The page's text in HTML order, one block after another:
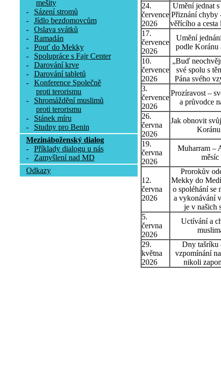
mešity
-
Sázení stromů
-
Jídlo bezdomovcům
-
Oslava svátků
-
Ramadán
-
Pouť do Mekky
-
Spolupráce s Fajr Center
-
Darování krve
-
Darování tabletů
-
Konference Společně
proti terorismu
-
Shromáždění muslimů
proti terorismu
-
Stánek míru
-
Studny pro Benin
Mezináboženský dialog
-
Příklady dialogu u nás
-
Zamyšlení nad MD
Odkazy
24.
července
2026
Umění jednat
Přiznání chyby
věřícího a cesta
17.
července
2026
Umění
podle Koránu
10.
července
2026
„Buď
své spolu s
Pána svého
3.
července
2026
Prozíravost –
a průvodce
26.
června
2026
Jak obnovit
19.
června
2026
Muharram –
měsíc
12.
června
2026
Prorokův
Mekky do
o spoléhání se
a vykonávání
je v našich
5.
června
2026
Uctívání a
29.
května
2026
Dny tašríku
vzpomínání
nikoli